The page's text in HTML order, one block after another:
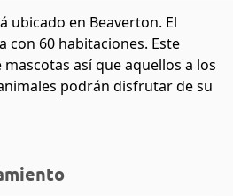
ubicado en Beaverton. El
con 60 habitaciones. Este
así que aquellos a los
podrán disfrutar de su